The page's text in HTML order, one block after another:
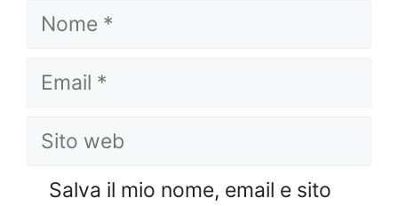
Nome
Email
Sito
Salva il mio nome, email e sito